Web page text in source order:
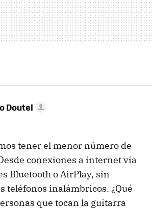
Doutel
tener el menor número de
conexiones a internet via
Bluetooth o AirPlay, sin
teléfonos inalámbricos. ¿Qué
que tocan la guitarra